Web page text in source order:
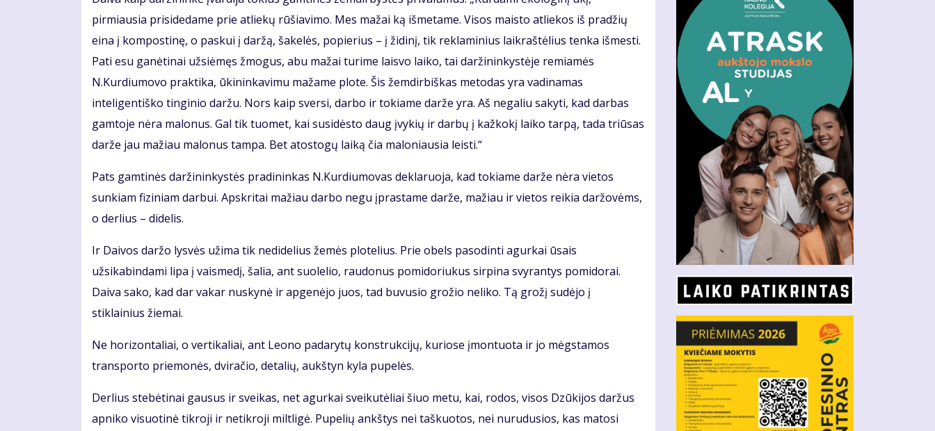
pirmiausia prisidedame prie atliekų rūšiavimo. Mes mažai ką išmetame. Visos maisto atliekos iš pradžių
eina į kompostinę, o paskui į daržą, šakelės, popierius – į židinį, tik reklaminius laikraštėlius tenka išmesti.
Pati esu ganėtinai užsiėmęs žmogus, abu mažai turime laisvo laiko, tai daržininkystėje remiamės
N.Kurdiumovo praktika, ūkininkavimu mažame plote. Šis žemdirbiškas metodas yra vadinamas
inteligentiško tinginio daržu. Nors kaip sversi, darbo ir tokiame darže yra. Aš negaliu sakyti, kad darbas
gamtoje nėra malonus. Gal tik tuomet, kai susidėsto daug įvykių ir darbų į kažkokį laiko tarpą, tada triūsas
darže jau mažiau malonus tampa. Bet atostogų laiką čia maloniausia leisti.“
Pats gamtinės daržininkystės pradininkas N.Kurdiumovas deklaruoja, kad tokiame darže nėra vietos
sunkiam fiziniam darbui. Apskritai mažiau darbo negu įprastame darže, mažiau ir vietos reikia daržovėms,
o derlius – didelis.
Ir Daivos daržo lysvės užima tik nedidelius žemės plotelius. Prie obels pasodinti agurkai ūsais
užsikabindami lipa į vaismedį, šalia, ant suolelio, raudonus pomidoriukus sirpina svyrantys pomidorai.
Daiva sako, kad dar vakar nuskynė ir apgenėjo juos, tad buvusio grožio neliko. Tą grožį sudėjo į
stiklainius žiemai.
Ne horizontaliai, o vertikaliai, ant Leono padarytų konstrukcijų, kuriose įmontuota ir jo mėgstamos
transporto priemonės, dviračio, detalių, aukštyn kyla pupelės.
Derlius stebėtinai gausus ir sveikas, net agurkai sveikutėliai šiuo metu, kai, rodos, visos Dzūkijos daržus
apniko visuotinė tikroji ir netikroji miltligė. Pupelių ankštys nei taškuotos, nei nurudusios, kas matosi